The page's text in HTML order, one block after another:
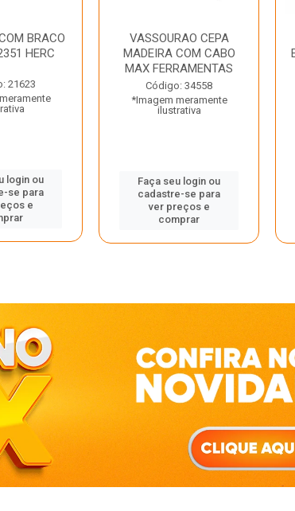
BRACO
HERC
21623
login ou
se para
e
VASSOURAO CEPA
MADEIRA COM CABO
MAX FERRAMENTAS
Código: 34558
*Imagem meramente
ilustrativa
Faça seu login ou
cadastre-se para
ver preços e
comprar